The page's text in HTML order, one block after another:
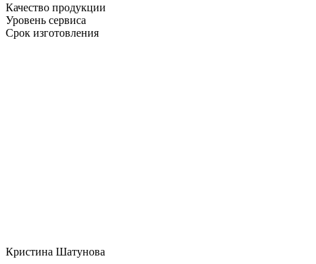
Качество продукции
Уровень сервиса
Срок изготовления
Кристина Шатунова